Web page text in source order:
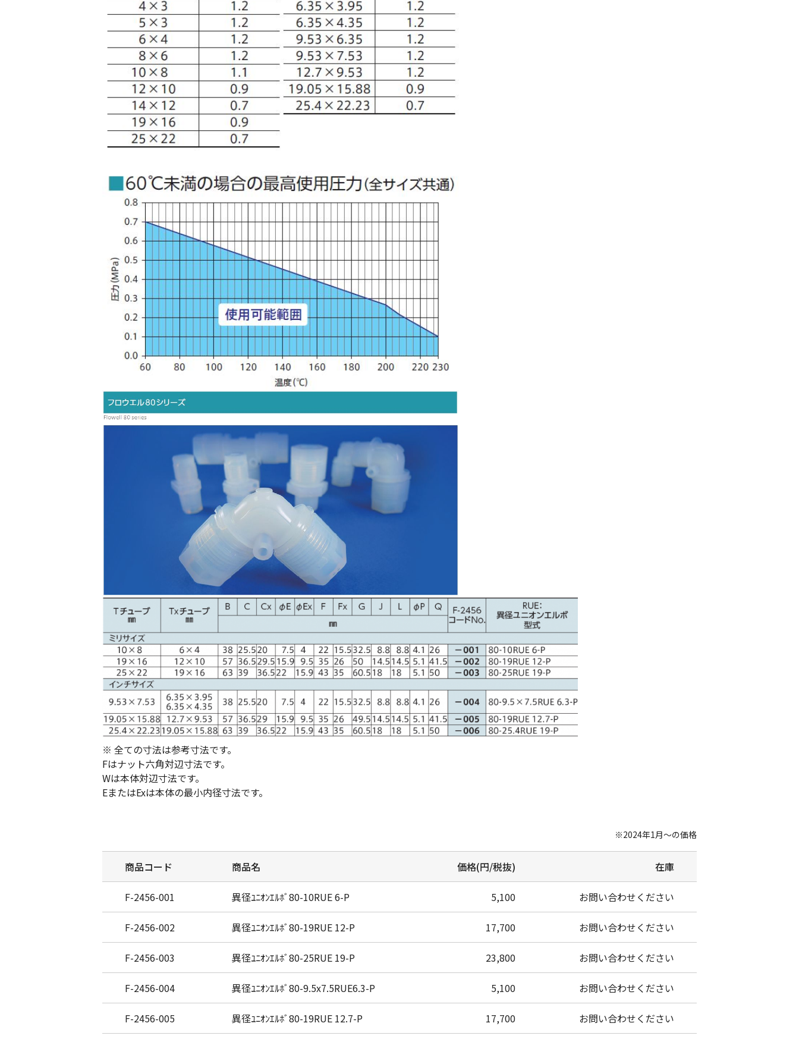
※ 全ての寸法は参考寸法です。
Fはナット六角対辺寸法です。
Wは本体対辺寸法です。
EまたはExは本体の最小内径寸法です。
※2024年1月～の価格
商品コード 商品名 価格(円/税抜) 在庫
F-2456-001 異径ﾕﾆｵﾝｴﾙﾎﾞ80-10RUE 6-P 5,100 お問い合わせください
F-2456-002 異径ﾕﾆｵﾝｴﾙﾎﾞ80-19RUE 12-P 17,700 お問い合わせください
F-2456-003 異径ﾕﾆｵﾝｴﾙﾎﾞ80-25RUE 19-P 23,800 お問い合わせください
F-2456-004 異径ﾕﾆｵﾝｴﾙﾎﾞ80-9.5x7.5RUE6.3-P 5,100 お問い合わせください
F-2456-005 異径ﾕﾆｵﾝｴﾙﾎﾞ80-19RUE 12.7-P 17,700 お問い合わせください